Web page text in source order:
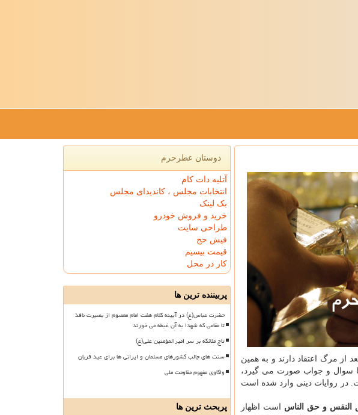
از مرگ اعتقاد دارند و به همین
سوال و جواب صورت می گیرد،
در روایات دینی وارد شده است
النفس و حق الناس است اظهار
دوستان عطرحرم
آتلیه دات کام
انتخابات مجلس ، کاندیدای مجلس
بک لینک
خرید و فروش خودرو
طراحی سایت
فیش حج
قیمت بیسیم
کار در محل
پربیننده ترین ها
حضرت عباس(ع) در آیینه کلام هفت امام معصوم از بصیرت نافذ
تا مقامی که شهدا به آن غبطه می خورند
تاج ملائکه بر سر امیرالمؤمنین علی(ع)
سنت های جالب کشورهای مسلمان و ایرانی ها برای عید قربان
واکاوی مفهوم مقاومت ملی
پربحث ترین ها